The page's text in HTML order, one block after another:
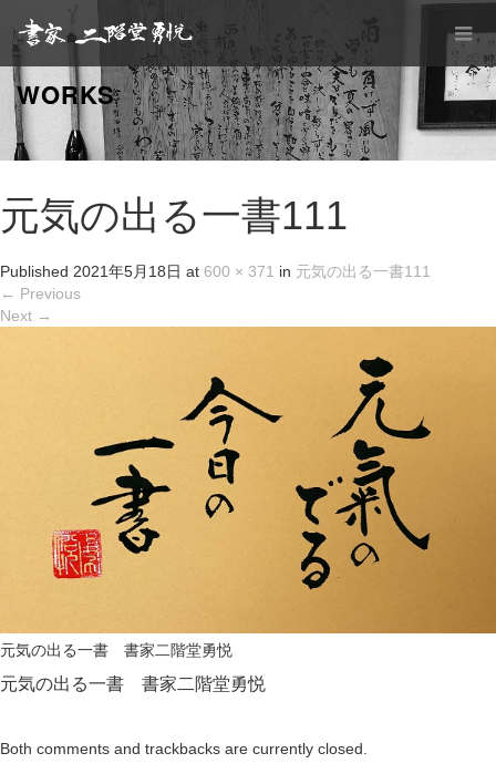
WORKS
元気の出る一書111
Published 2021年5月18日 at 600 × 371 in 元気の出る一書111
← Previous
Next →
元気の出る一書 書家二階堂勇悦
元気の出る一書 書家二階堂勇悦
Both comments and trackbacks are currently closed.